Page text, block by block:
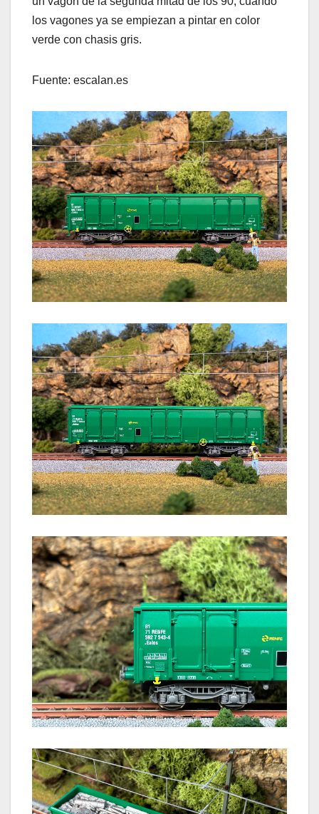
los vagones ya se empiezan a pintar en color
verde con chasis gris.
Fuente: escalan.es